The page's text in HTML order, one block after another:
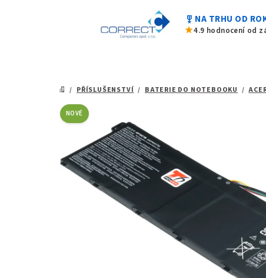
military_tech NA TRHU OD
star4.9 hodnocení od
DOMŮ
/ PŘÍSLUŠENSTVÍ / BATERIE DO NOTEBOOKU /
NOVÉ
hvězdiček.